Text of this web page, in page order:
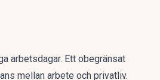
arbetsdagar. Ett obegränsat
mellan arbete och privatliv.